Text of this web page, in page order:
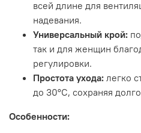
всей длине для
надевания.
Универсальный крой:
так и для женщин
регулировки.
Простота ухода: легко
до 30°C, сохраняя
Особенности: